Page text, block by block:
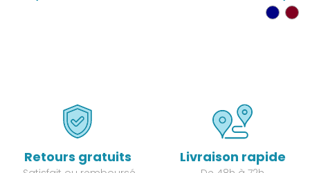
Retours gratuits Livraison rapide